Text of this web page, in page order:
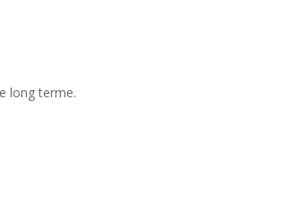
long terme.